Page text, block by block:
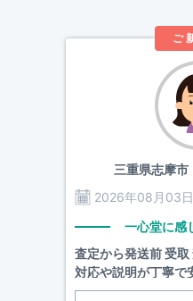
ご
三重県志摩市
2026年08月03日
一心堂に感
査定から発送前 受
対応や説明が丁寧で